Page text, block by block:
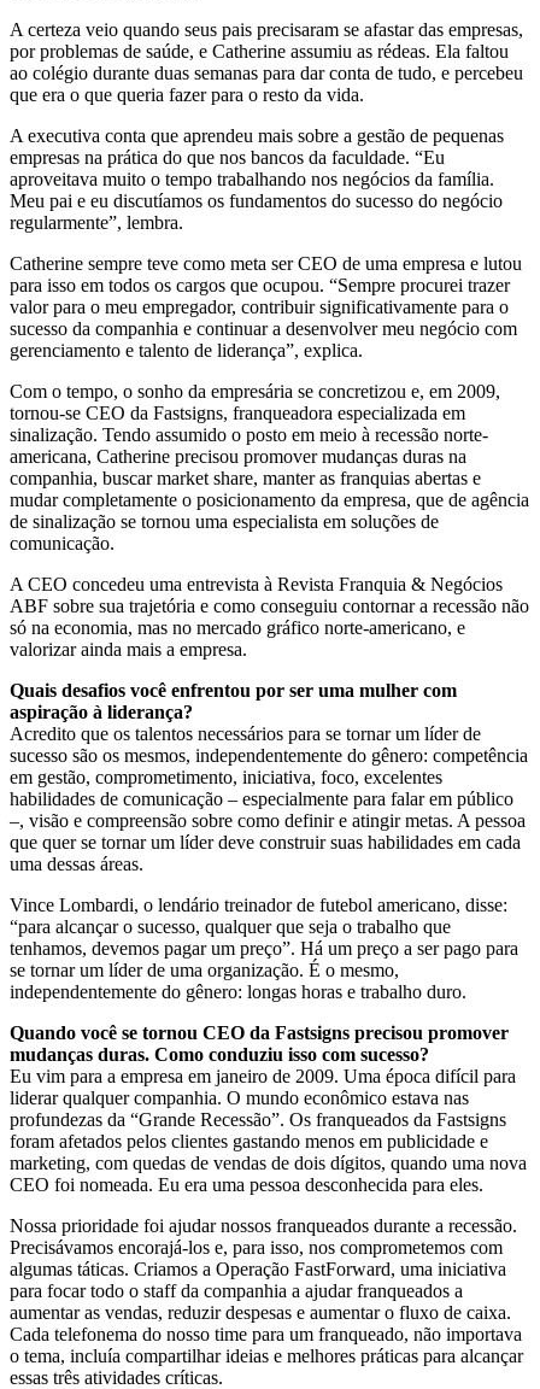
A certeza veio quando seus pais precisaram se afastar das empresas,
por problemas de saúde, e Catherine assumiu as rédeas. Ela faltou
ao colégio durante duas semanas para dar conta de tudo, e percebeu
que era o que queria fazer para o resto da vida.
A executiva conta que aprendeu mais sobre a gestão de pequenas
empresas na prática do que nos bancos da faculdade. “Eu
aproveitava muito o tempo trabalhando nos negócios da família.
Meu pai e eu discutíamos os fundamentos do sucesso do negócio
regularmente”, lembra.
Catherine sempre teve como meta ser CEO de uma empresa e lutou
para isso em todos os cargos que ocupou. “Sempre procurei trazer
valor para o meu empregador, contribuir significativamente para o
sucesso da companhia e continuar a desenvolver meu negócio com
gerenciamento e talento de liderança”, explica.
Com o tempo, o sonho da empresária se concretizou e, em 2009,
tornou-se CEO da Fastsigns, franqueadora especializada em
sinalização. Tendo assumido o posto em meio à recessão norte-
americana, Catherine precisou promover mudanças duras na
companhia, buscar market share, manter as franquias abertas e
mudar completamente o posicionamento da empresa, que de agência
de sinalização se tornou uma especialista em soluções de
comunicação.
A CEO concedeu uma entrevista à Revista Franquia & Negócios
ABF sobre sua trajetória e como conseguiu contornar a recessão não
só na economia, mas no mercado gráfico norte-americano, e
valorizar ainda mais a empresa.
Quais desafios você enfrentou por ser uma mulher com
aspiração à liderança?
Acredito que os talentos necessários para se tornar um líder de
sucesso são os mesmos, independentemente do gênero: competência
em gestão, comprometimento, iniciativa, foco, excelentes
habilidades de comunicação – especialmente para falar em público
–, visão e compreensão sobre como definir e atingir metas. A pessoa
que quer se tornar um líder deve construir suas habilidades em cada
uma dessas áreas.
Vince Lombardi, o lendário treinador de futebol americano, disse:
“para alcançar o sucesso, qualquer que seja o trabalho que
tenhamos, devemos pagar um preço”. Há um preço a ser pago para
se tornar um líder de uma organização. É o mesmo,
independentemente do gênero: longas horas e trabalho duro.
Quando você se tornou CEO da Fastsigns precisou promover
mudanças duras. Como conduziu isso com sucesso?
Eu vim para a empresa em janeiro de 2009. Uma época difícil para
liderar qualquer companhia. O mundo econômico estava nas
profundezas da “Grande Recessão”. Os franqueados da Fastsigns
foram afetados pelos clientes gastando menos em publicidade e
marketing, com quedas de vendas de dois dígitos, quando uma nova
CEO foi nomeada. Eu era uma pessoa desconhecida para eles.
Nossa prioridade foi ajudar nossos franqueados durante a recessão.
Precisávamos encorajá-los e, para isso, nos comprometemos com
algumas táticas. Criamos a Operação FastForward, uma iniciativa
para focar todo o staff da companhia a ajudar franqueados a
aumentar as vendas, reduzir despesas e aumentar o fluxo de caixa.
Cada telefonema do nosso time para um franqueado, não importava
o tema, incluía compartilhar ideias e melhores práticas para alcançar
essas três atividades críticas.